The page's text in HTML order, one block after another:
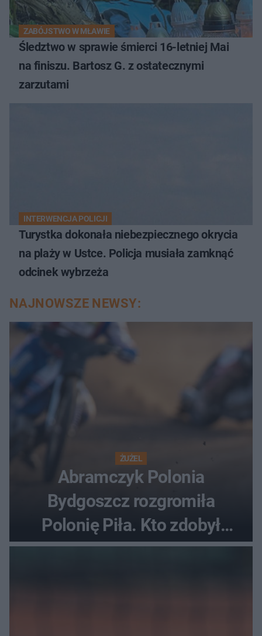
ZABÓJSTWO W MŁAWIE
Śledztwo w sprawie śmierci 16-letniej Mai
na finiszu. Bartosz G. z ostatecznymi
zarzutami
INTERWENCJA POLICJI
Turystka dokonała niebezpiecznego okrycia
na plaży w Ustce. Policja musiała zamknąć
odcinek wybrzeża
NAJNOWSZE NEWSY:
ŻUŻEL
Abramczyk Polonia
Bydgoszcz rozgromiła
Polonię Piła. Kto zdobył
najwięcej punktów?